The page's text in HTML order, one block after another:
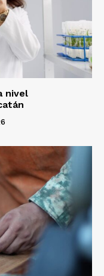
nivel